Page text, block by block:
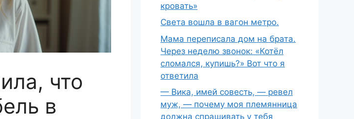
что
в
кровать»
Света вошла в вагон метро.
Мама переписала дом на брата.
Через неделю звонок: «Котёл
сломался, купишь?» Вот что я
ответила
— Вика, имей совесть, — ревел
муж, — почему моя племянница
должна спрашивать у тебя